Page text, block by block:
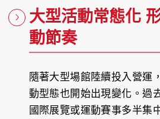
大型活動常態化
動節奏
隨著大型場館陸續投入營運
動型態也開始出現變化。過
國際展覽或運動賽事多半集